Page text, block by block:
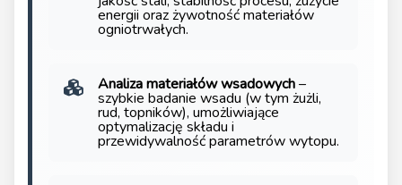
energii oraz żywotność materiałów
ogniotrwałych.
Analiza materiałów wsadowych–
szybkie badanie wsadu (w tym żużli,
rud, topników), umożliwiające
optymalizację składu i
przewidywalność parametrów wytopu.